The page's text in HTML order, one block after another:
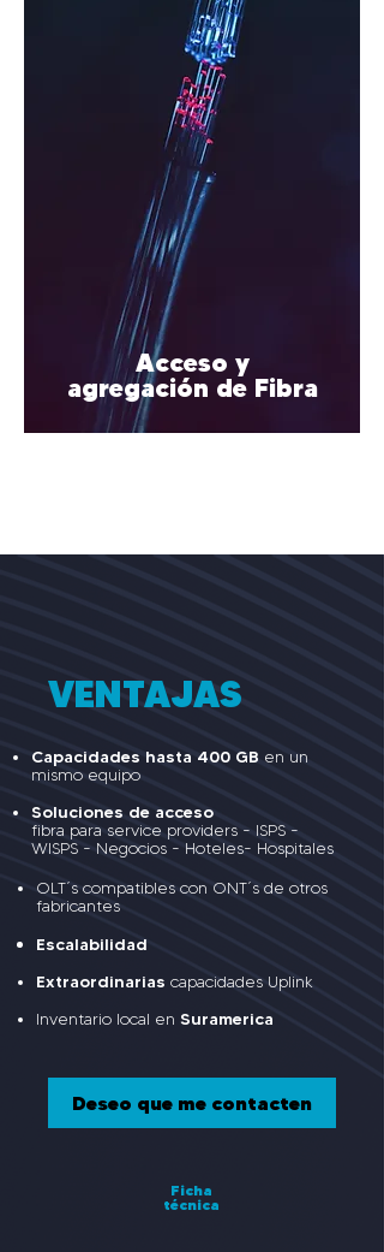
Acceso y
agregación de Fibra
VENTAJAS
Capacidades hasta 400 GB en un
mismo equipo
Soluciones de acceso
fibra para service providers - ISPS -
WISPS - Negocios - Hoteles- Hospitales
OLT´s compatibles con ONT´s de otros
fabricantes
Escalabilidad
Extraordinarias capacidades Uplink
Inventario local en Suramerica
Deseo que me contacten
Ficha
técnica